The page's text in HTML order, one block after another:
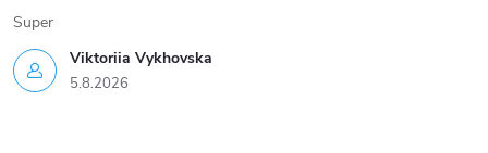
Viktoriia Vykhovska
5.8.2026
Super